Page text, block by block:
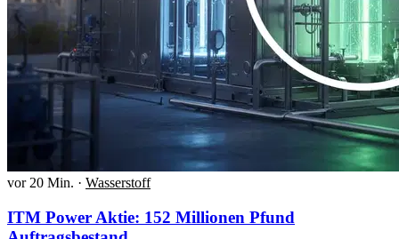
vor 20 Min. · Wasserstoff
ITM Power Aktie: 152 Millionen Pfund